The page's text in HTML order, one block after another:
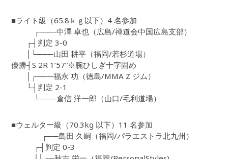
■ライト級（65.8ｋｇ以下）4 名参加
┌───中澤 卓也（広島/禅道会中国広島支部）
┌┤判定 3-0
│└───山田 耕平（福岡/若杉道場）
優勝┤S 2R 1’57”※腕ひしぎ十字固め
│┌───福永 功（徳島/MMA Z ジム）
└┤判定 2-1
└───倉信 洋一郎（山口/毛利道場）
■ウェルター級（70.3kg 以下）11 名参加
┌──島田 久嗣（福岡/パラエストラ北九州）
┌┤判定 0-3